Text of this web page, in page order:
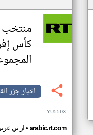
منتخب
اخبار جزر
YU55DX
ار تي• arabic.rt.com